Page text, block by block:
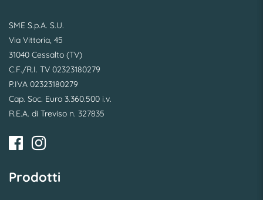
SME S.p.A. S.U.
Via Vittoria, 45
31040 Cessalto (TV)
C.F./R.I. TV 02323180279
P.IVA 02323180279
Cap. Soc. Euro 3.360.500 i.v.
R.E.A. di Treviso n. 327835
Prodotti